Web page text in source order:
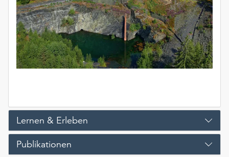
Lernen & Erleben
Publikationen